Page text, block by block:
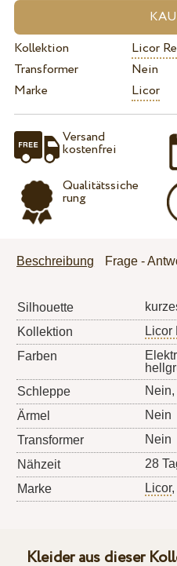
Kollektion
Licor
Transformer
Nein
Marke
Licor
Versand
kostenfrei
Qualitätssiche
rung
Beschreibung Frage -
Silhouette
Kollektion
Licor
Farben
Schleppe
Nein,
Ärmel
Nein
Transformer
Nein
Nähzeit
28
Marke
Licor
Kleider aus dieser